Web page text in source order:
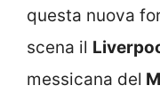
questa nuova
scena il
messicana del